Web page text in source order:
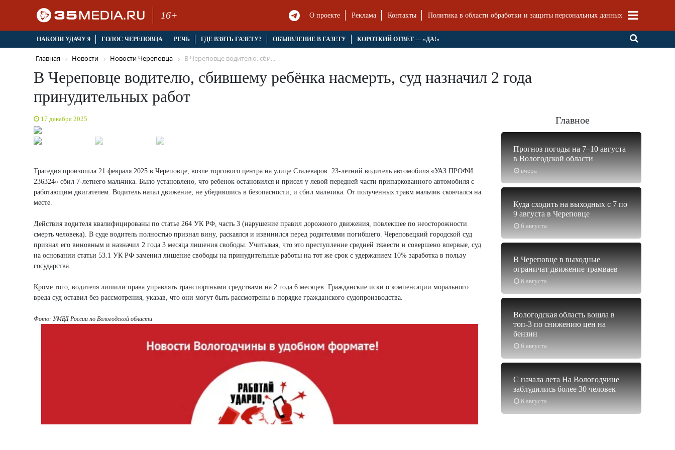
16+ О проекте Реклама Контакты Политика в области обработки и защиты персональных данных
НАКОПИ УДАЧУ 9 ГОЛОС ЧЕРЕПОВЦА РЕЧЬ ГДЕ ВЗЯТЬ ГАЗЕТУ? ОБЪЯВЛЕНИЕ В ГАЗЕТУ КОРОТКИЙ ОТВЕТ — «ДА!»
Главная Новости Новости Череповца В Череповце водителю, сби...
В Череповце водителю, сбившему ребёнка насмерть, суд назначил 2 года
принудительных работ
17 декабря 2025
Трагедия произошла 21 февраля 2025 в Череповце, возле торгового центра на улице Сталеваров. 23-летний водитель автомобиля «УАЗ ПРОФИ
236324» сбил 7-летнего мальчика. Было установлено, что ребенок остановился и присел у левой передней части припаркованного автомобиля с
работающим двигателем. Водитель начал движение, не убедившись в безопасности, и сбил мальчика. От полученных травм мальчик скончался на
месте.
Действия водителя квалифицированы по статье 264 УК РФ, часть 3 (нарушение правил дорожного движения, повлекшее по неосторожности
смерть человека). В суде водитель полностью признал вину, раскаялся и извинился перед родителями погибшего. Череповецкий городской суд
признал его виновным и назначил 2 года 3 месяца лишения свободы. Учитывая, что это преступление средней тяжести и совершено впервые, суд
на основании статьи 53.1 УК РФ заменил лишение свободы на принудительные работы на тот же срок с удержанием 10% заработка в пользу
государства.
Кроме того, водителя лишили права управлять транспортными средствами на 2 года 6 месяцев. Гражданские иски о компенсации морального
вреда суд оставил без рассмотрения, указав, что они могут быть рассмотрены в порядке гражданского судопроизводства.
Фото: УМВД России по Вологодской области
Главное
вчера
Прогноз погоды на 7–10 августа
в Вологодской области
6 августа
Куда сходить на выходных с 7 по
9 августа в Череповце
6 августа
В Череповце в выходные
ограничат движение трамваев
6 августа
Вологодская область вошла в
топ-3 по снижению цен на
бензин
6 августа
С начала лета На Вологодчине
заблудились более 30 человек